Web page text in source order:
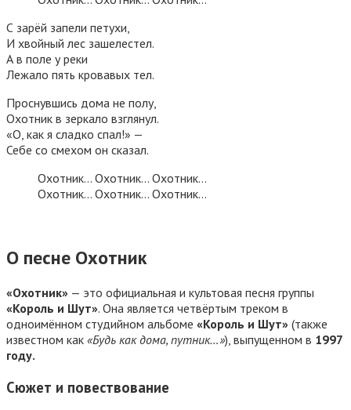
С зарёй запели петухи,
И хвойный лес зашелестел.
А в поле у реки
Лежало пять кровавых тел.
Проснувшись дома не полу,
Охотник в зеркало взглянул.
«О, как я сладко спал!» —
Себе со смехом он сказал.
Охотник… Охoтник… Охoтник…
Охотник… Охoтник… Охотник…
О песне Охотник
«Охотник» — это официальная и культовая песня группы
«Король и Шут». Она является четвёртым треком в
одноимённом студийном альбоме «Король и Шут» (также
известном как «Будь как дома, путник…»), выпущенном в 1997
году.
Сюжет и повествование